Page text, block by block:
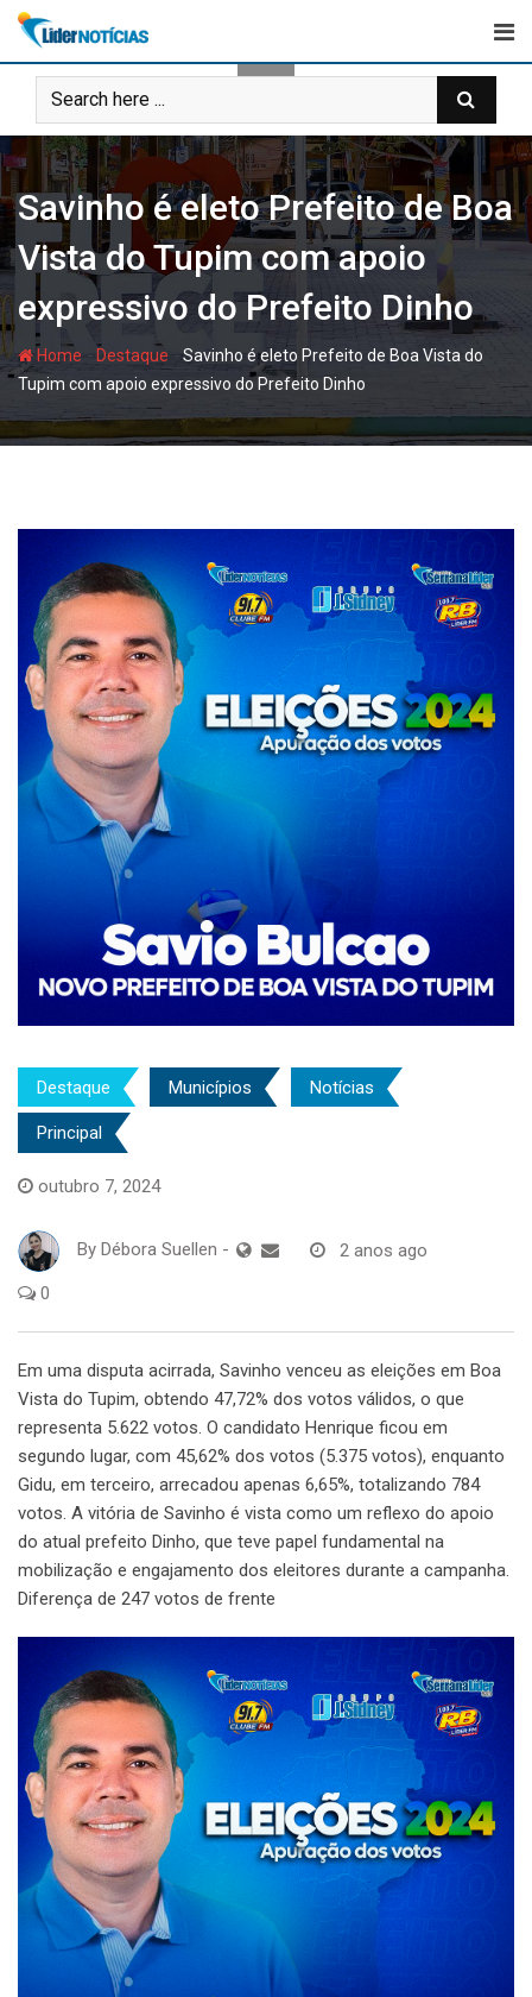
Skip
content
Savinho é eleto Prefeito de Boa
Vista do Tupim com apoio
expressivo do Prefeito Dinho
Home - Destaque -Savinho é eleto Prefeito de Boa Vista do
Tupim com apoio expressivo do Prefeito Dinho
Destaque Municípios Notícias
Principal
outubro 7, 2024
By Débora Suellen - 2 anos ago
0
Em uma disputa acirrada, Savinho venceu as eleições em Boa
Vista do Tupim, obtendo 47,72% dos votos válidos, o que
representa 5.622 votos. O candidato Henrique ficou em
segundo lugar, com 45,62% dos votos (5.375 votos), enquanto
Gidu, em terceiro, arrecadou apenas 6,65%, totalizando 784
votos. A vitória de Savinho é vista como um reflexo do apoio
do atual prefeito Dinho, que teve papel fundamental na
mobilização e engajamento dos eleitores durante a campanha.
Diferença de 247 votos de frente